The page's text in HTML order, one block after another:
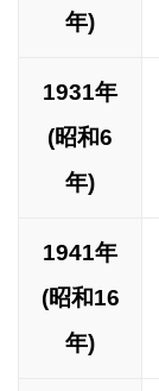
年)
1931年
(昭和6
年)
1941年
(昭和16
年)